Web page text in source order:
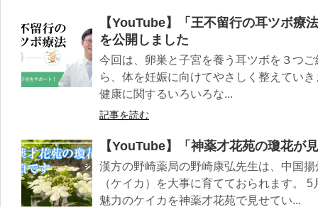
【YouTube】「王不留行の耳ツボ
を公開しました
今回は、卵巣と子宮を養う耳ツボを３つ
ら、体を妊娠に向けてやさしく整えてい
健康に関するいろいろな...
記事を読む
【YouTube】「神薬才花苑の瓊花が
漢方の野崎薬局の野崎康弘先生は、中国
（ケイカ）を大事に育てておられます。
魅力のケイカを神薬才花苑で見せてい...